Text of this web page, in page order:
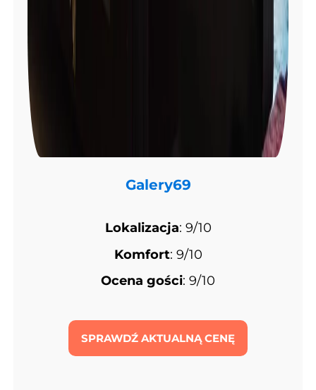
Galery69
Lokalizacja: 9/10
Komfort: 9/10
Ocena gości: 9/10
SPRAWDŹ AKTUALNĄ CENĘ